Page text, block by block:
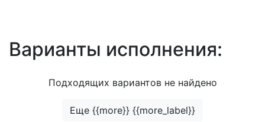
Варианты исполнения:
Подходящих вариантов не найдено
Еще {{more}} {{more_label}}